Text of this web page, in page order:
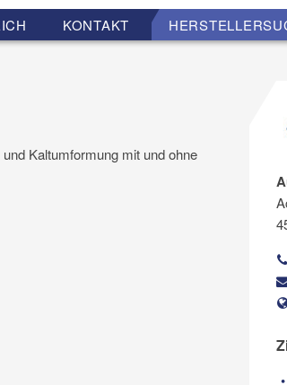
KONTAKT
Kaltumformung mit und ohne